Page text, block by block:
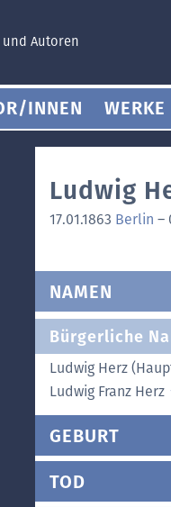
Autoren
INNEN WERKE
Ludwig
17.01.1863 Berlin –
NAMEN
Bürgerliche
Ludwig Herz
Ludwig Franz Herz
GEBURT
TOD